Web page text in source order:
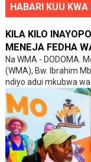
HABARI KUU KWA
KILA KILO
MENEJA FEDHA
Na WMA - DODOMA.
(WMA), Bw. Ibrahim
ndiyo adui mkubwa wa